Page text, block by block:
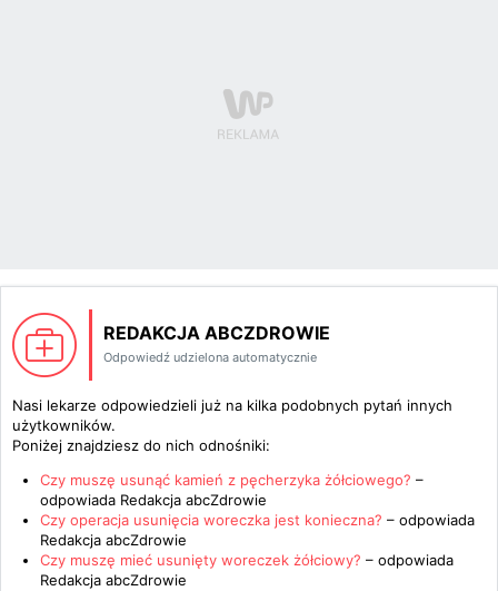
REDAKCJA ABCZDROWIE
Odpowiedź udzielona automatycznie
Nasi lekarze odpowiedzieli już na kilka podobnych pytań innych
użytkowników.
Poniżej znajdziesz do nich odnośniki:
Czy muszę usunąć kamień z pęcherzyka żółciowego? –
odpowiada Redakcja abcZdrowie
Czy operacja usunięcia woreczka jest konieczna? – odpowiada
Redakcja abcZdrowie
Czy muszę mieć usunięty woreczek żółciowy? – odpowiada
Redakcja abcZdrowie